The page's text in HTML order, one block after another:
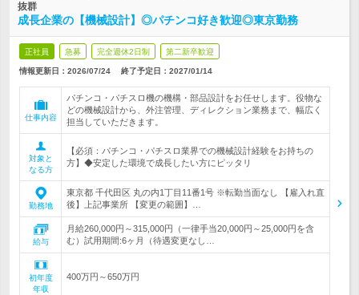
抜群
成長企業の【機械設計】◎パチンコ好き歓迎◎東京勤務
正社員 急募 完全週休2日制 第二新卒歓迎
情報更新日：2026/07/24 終了予定日： 2027/01/14
仕事内容
パチンコ・パチスロ機の機構・部品設計をお任せします。役物な
どの機械設計から、外注管理、ディレクション業務まで、幅広く
担当していただきます。
対象と
なる方
【必須：パチンコ・パチスロ業界での機械設計経験をお持ちの
方】◆安定した環境で成長したい方にピッタリ
勤務地
東京都 千代田区 丸の内1丁目11番1号 ※転勤当面なし 【雇入れ直
後】上記事業所 【変更の範囲】…
給与
月給260,000円～315,000円（一律手当20,000円～25,000円を含
む）試用期間:6ヶ月（待遇変更なし…
初年度
年収
400万円～650万円